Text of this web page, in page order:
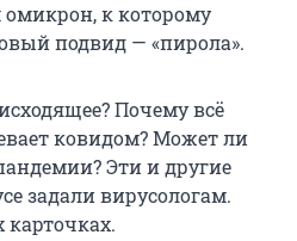
к которому
подвид — «пирола».
Почему всё
ковидом? Может ли
Эти и другие
задали вирусологам.